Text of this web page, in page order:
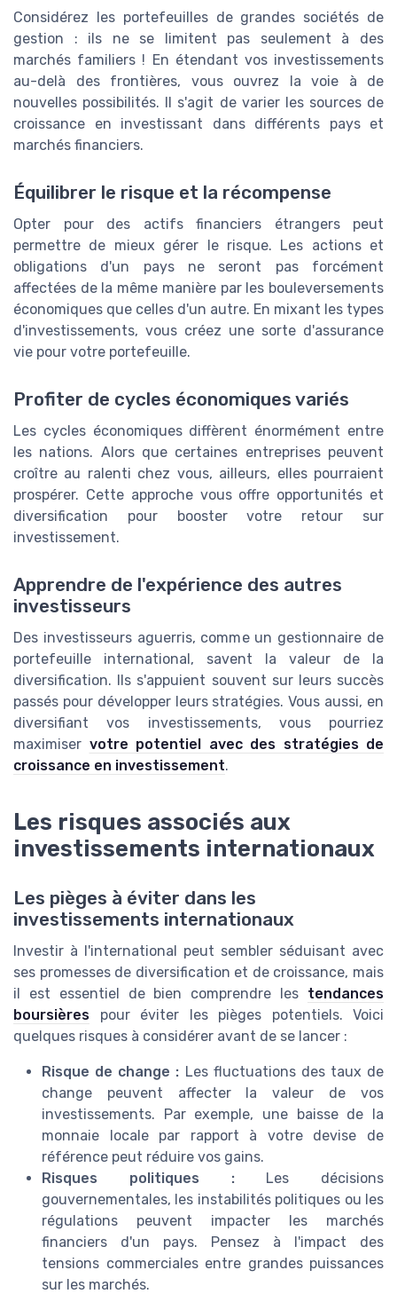
Considérez les portefeuilles de grandes sociétés de
gestion : ils ne se limitent pas seulement à des
marchés familiers ! En étendant vos investissements
au-delà des frontières, vous ouvrez la voie à de
nouvelles possibilités. Il s'agit de varier les sources de
croissance en investissant dans différents pays et
marchés financiers.
Équilibrer le risque et la récompense
Opter pour des actifs financiers étrangers peut
permettre de mieux gérer le risque. Les actions et
obligations d'un pays ne seront pas forcément
affectées de la même manière par les bouleversements
économiques que celles d'un autre. En mixant les types
d'investissements, vous créez une sorte d'assurance
vie pour votre portefeuille.
Profiter de cycles économiques variés
Les cycles économiques diffèrent énormément entre
les nations. Alors que certaines entreprises peuvent
croître au ralenti chez vous, ailleurs, elles pourraient
prospérer. Cette approche vous offre opportunités et
diversification pour booster votre retour sur
investissement.
Apprendre de l'expérience des autres
investisseurs
Des investisseurs aguerris, comme un gestionnaire de
portefeuille international, savent la valeur de la
diversification. Ils s'appuient souvent sur leurs succès
passés pour développer leurs stratégies. Vous aussi, en
diversifiant vos investissements, vous pourriez
maximiser votre potentiel avec des stratégies de
croissance en investissement.
Les risques associés aux
investissements internationaux
Les pièges à éviter dans les
investissements internationaux
Investir à l'international peut sembler séduisant avec
ses promesses de diversification et de croissance, mais
il est essentiel de bien comprendre les tendances
boursières pour éviter les pièges potentiels. Voici
quelques risques à considérer avant de se lancer :
Risque de change : Les fluctuations des taux de
change peuvent affecter la valeur de vos
investissements. Par exemple, une baisse de la
monnaie locale par rapport à votre devise de
référence peut réduire vos gains.
Risques politiques :Les décisions
gouvernementales, les instabilités politiques ou les
régulations peuvent impacter les marchés
financiers d'un pays. Pensez à l'impact des
tensions commerciales entre grandes puissances
sur les marchés.